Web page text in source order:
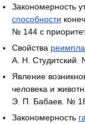
Закономерность
способности
№ 144 с
Свойства
А. Н. Студитский.
Явление
человека и
Э. П. Бабаев. №
Закономерность